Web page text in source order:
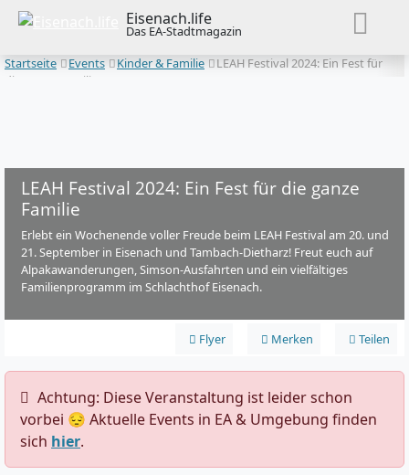
Eisenach.life
Das EA-Stadtmagazin
Startseite
Events Kinder & Familie
LEAH Festival 2024: Ein Fest für
die ganze Familie
LEAH Festival 2024: Ein Fest für die ganze
Familie
Erlebt ein Wochenende voller Freude beim LEAH Festival am 20. und
21. September in Eisenach und Tambach-Dietharz! Freut euch auf
Alpakawanderungen, Simson-Ausfahrten und ein vielfältiges
Familienprogramm im Schlachthof Eisenach.
Flyer Merken Teilen
️ Achtung: Diese Veranstaltung ist leider schon
vorbei 😔 Aktuelle Events in EA & Umgebung finden
sich hier.